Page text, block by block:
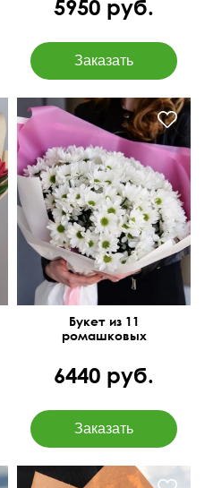
5950 руб.
Розовая дизайнерская
упаковка
Букет из 11
ромашковых
6440 руб.